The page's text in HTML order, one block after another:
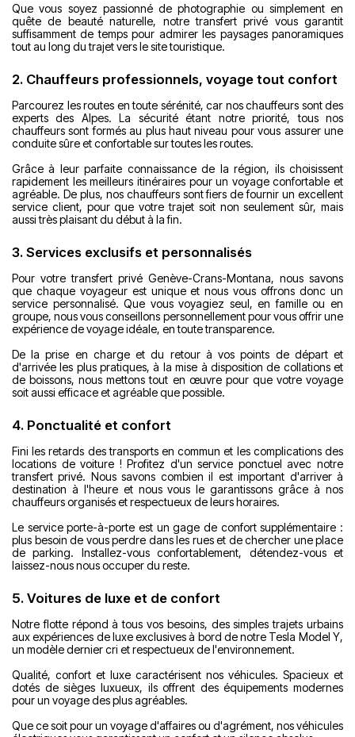
Que vous soyez passionné de photographie ou simplement en
quête de beauté naturelle, notre transfert privé vous garantit
suffisamment de temps pour admirer les paysages panoramiques
tout au long du trajet vers le site touristique.
2. Chauffeurs professionnels, voyage tout confort
Parcourez les routes en toute sérénité, car nos chauffeurs sont des
experts des Alpes. La sécurité étant notre priorité, tous nos
chauffeurs sont formés au plus haut niveau pour vous assurer une
conduite sûre et confortable sur toutes les routes.
Grâce à leur parfaite connaissance de la région, ils choisissent
rapidement les meilleurs itinéraires pour un voyage confortable et
agréable. De plus, nos chauffeurs sont fiers de fournir un excellent
service client, pour que votre trajet soit non seulement sûr, mais
aussi très plaisant du début à la fin.
3. Services exclusifs et personnalisés
Pour votre transfert privé Genève-Crans-Montana, nous savons
que chaque voyageur est unique et nous vous offrons donc un
service personnalisé. Que vous voyagiez seul, en famille ou en
groupe, nous vous conseillons personnellement pour vous offrir une
expérience de voyage idéale, en toute transparence.
De la prise en charge et du retour à vos points de départ et
d'arrivée les plus pratiques, à la mise à disposition de collations et
de boissons, nous mettons tout en œuvre pour que votre voyage
soit aussi efficace et agréable que possible.
4. Ponctualité et confort
Fini les retards des transports en commun et les complications des
locations de voiture ! Profitez d'un service ponctuel avec notre
transfert privé. Nous savons combien il est important d'arriver à
destination à l'heure et nous vous le garantissons grâce à nos
chauffeurs organisés et respectueux de leurs horaires.
Le service porte-à-porte est un gage de confort supplémentaire :
plus besoin de vous perdre dans les rues et de chercher une place
de parking. Installez-vous confortablement, détendez-vous et
laissez-nous nous occuper du reste.
5. Voitures de luxe et de confort
Notre flotte répond à tous vos besoins, des simples trajets urbains
aux expériences de luxe exclusives à bord de notre Tesla Model Y,
un modèle dernier cri et respectueux de l'environnement.
Qualité, confort et luxe caractérisent nos véhicules. Spacieux et
dotés de sièges luxueux, ils offrent des équipements modernes
pour un voyage des plus agréables.
Que ce soit pour un voyage d'affaires ou d'agrément, nos véhicules